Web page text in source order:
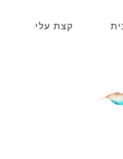
קצת עלי